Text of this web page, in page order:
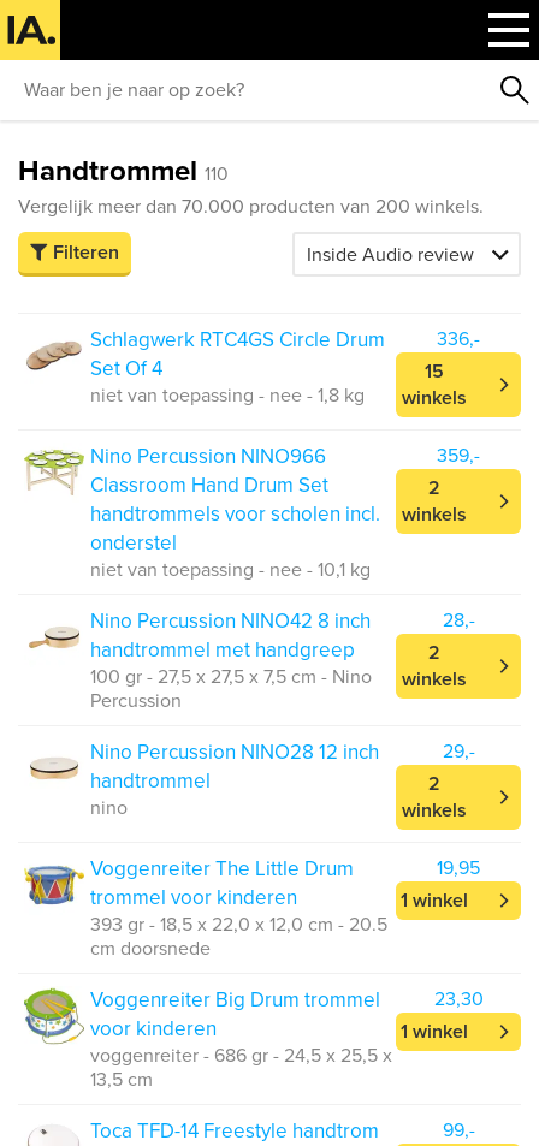
Handtrommel 110
Vergelijk meer dan 70.000 producten van 200 winkels.
Filteren
Schlagwerk RTC4GS Circle Drum
Set Of 4
niet van toepassing - nee - 1,8 kg
336,-
15
winkels
Nino Percussion NINO966
Classroom Hand Drum Set
handtrommels voor scholen incl.
onderstel
niet van toepassing - nee - 10,1 kg
359,-
2
winkels
Nino Percussion NINO42 8 inch
handtrommel met handgreep
100 gr - 27,5 x 27,5 x 7,5 cm - Nino
Percussion
28,-
2
winkels
Nino Percussion NINO28 12 inch
handtrommel
nino
29,-
2
winkels
Voggenreiter The Little Drum
trommel voor kinderen
393 gr - 18,5 x 22,0 x 12,0 cm - 20.5
cm doorsnede
19,95
1 winkel
Voggenreiter Big Drum trommel
voor kinderen
voggenreiter - 686 gr - 24,5 x 25,5 x
13,5 cm
23,30
1 winkel
Toca TFD-14 Freestyle handtrom
99,-